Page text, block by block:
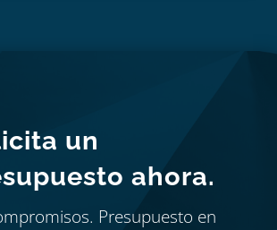
un
ahora.
Presupuesto en